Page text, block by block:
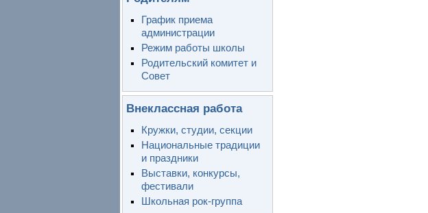
График приема
администрации
Режим работы школы
Родительский комитет и
Совет
Внеклассная работа
Кружки, студии, секции
Национальные традиции
и праздники
Выставки, конкурсы,
фестивали
Школьная рок-группа